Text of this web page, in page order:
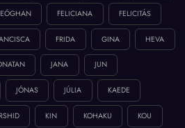
EÓGHAN FELICIANA FELICITÁS
FRIDA GINA HEVA
JANA JUN
JÓNAS JÚLIA KAEDE
KIN KOHAKU KOU